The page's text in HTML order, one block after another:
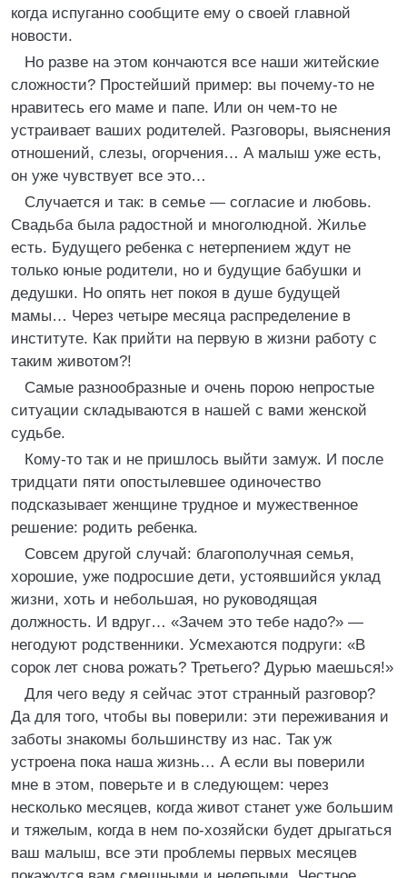
когда испуганно сообщите ему о своей главной
новости.
Но разве на этом кончаются все наши житейские
сложности? Простейший пример: вы почему-то не
нравитесь его маме и папе. Или он чем-то не
устраивает ваших родителей. Разговоры, выяснения
отношений, слезы, огорчения… А малыш уже есть,
он уже чувствует все это…
Случается и так: в семье — согласие и любовь.
Свадьба была радостной и многолюдной. Жилье
есть. Будущего ребенка с нетерпением ждут не
только юные родители, но и будущие бабушки и
дедушки. Но опять нет покоя в душе будущей
мамы… Через четыре месяца распределение в
институте. Как прийти на первую в жизни работу с
таким животом?!
Самые разнообразные и очень порою непростые
ситуации складываются в нашей с вами женской
судьбе.
Кому-то так и не пришлось выйти замуж. И после
тридцати пяти опостылевшее одиночество
подсказывает женщине трудное и мужественное
решение: родить ребенка.
Совсем другой случай: благополучная семья,
хорошие, уже подросшие дети, устоявшийся уклад
жизни, хоть и небольшая, но руководящая
должность. И вдруг… «Зачем это тебе надо?» —
негодуют родственники. Усмехаются подруги: «В
сорок лет снова рожать? Третьего? Дурью маешься!»
Для чего веду я сейчас этот странный разговор?
Да для того, чтобы вы поверили: эти переживания и
заботы знакомы большинству из нас. Так уж
устроена пока наша жизнь… А если вы поверили
мне в этом, поверьте и в следующем: через
несколько месяцев, когда живот станет уже большим
и тяжелым, когда в нем по-хозяйски будет дрыгаться
ваш малыш, все эти проблемы первых месяцев